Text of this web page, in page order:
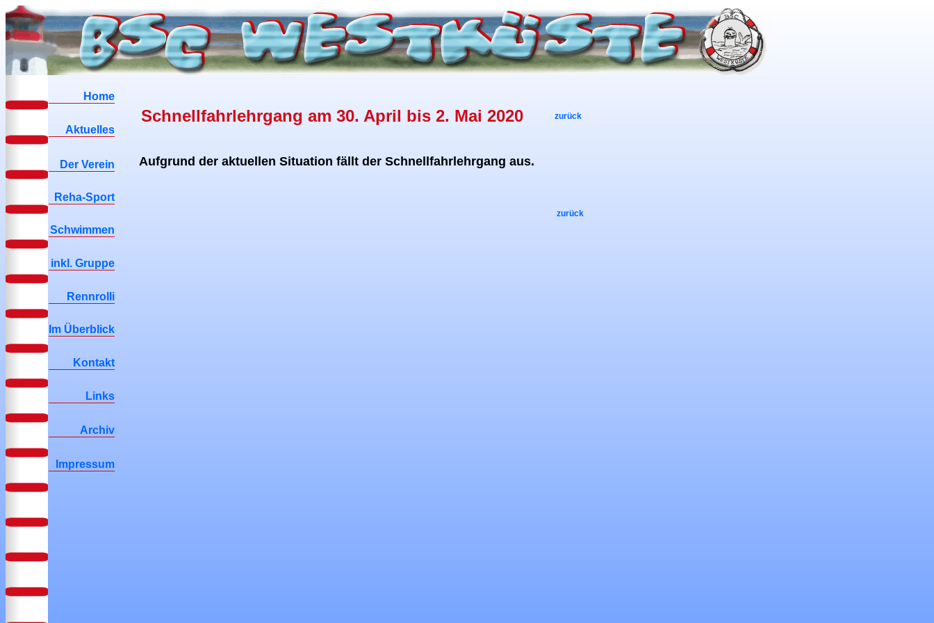
Home
Aktuelles
Der Verein
Reha-Sport
Schwimmen
inkl. Gruppe
Rennrolli
Im Überblick
Kontakt
Links
Archiv
Impressum
Schnellfahrlehrgang am 30. April bis 2. Mai 2020 zurück
Aufgrund der aktuellen Situation fällt der Schnellfahrlehrgang aus.
zurück